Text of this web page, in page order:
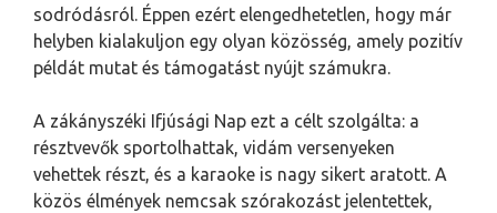
sodródásról. Éppen ezért elengedhetetlen, hogy már
helyben kialakuljon egy olyan közösség, amely pozitív
példát mutat és támogatást nyújt számukra.
A zákányszéki Ifjúsági Nap ezt a célt szolgálta: a
résztvevők sportolhattak, vidám versenyeken
vehettek részt, és a karaoke is nagy sikert aratott. A
közös élmények nemcsak szórakozást jelentettek,